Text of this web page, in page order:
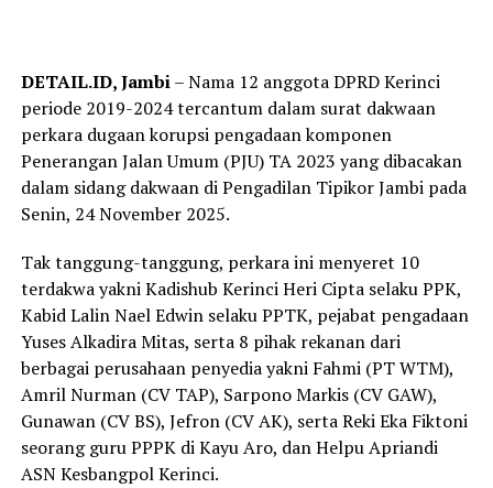
DETAIL.ID, Jambi– Nama 12 anggota DPRD Kerinci
periode 2019-2024 tercantum dalam surat dakwaan
perkara dugaan korupsi pengadaan komponen
Penerangan Jalan Umum (PJU) TA 2023 yang dibacakan
dalam sidang dakwaan di Pengadilan Tipikor Jambi pada
Senin, 24 November 2025.
Tak tanggung-tanggung, perkara ini menyeret 10
terdakwa yakni Kadishub Kerinci Heri Cipta selaku PPK,
Kabid Lalin Nael Edwin selaku PPTK, pejabat pengadaan
Yuses Alkadira Mitas, serta 8 pihak rekanan dari
berbagai perusahaan penyedia yakni Fahmi (PT WTM),
Amril Nurman (CV TAP), Sarpono Markis (CV GAW),
Gunawan (CV BS), Jefron (CV AK), serta Reki Eka Fiktoni
seorang guru PPPK di Kayu Aro, dan Helpu Apriandi
ASN Kesbangpol Kerinci.